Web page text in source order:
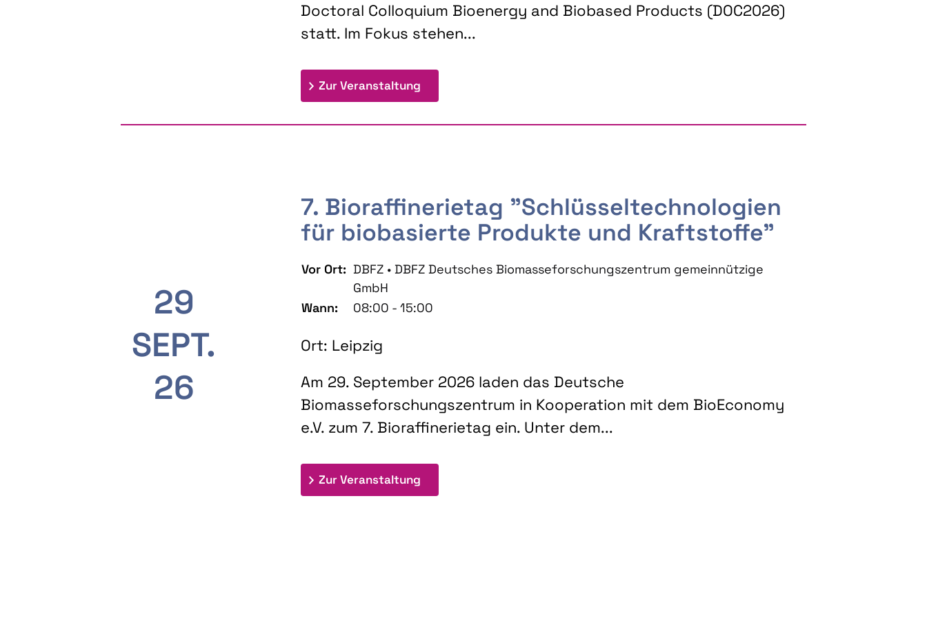
Doctoral Colloquium Bioenergy and Biobased Products (DOC2026)
statt. Im Fokus stehen...
Zur Veranstaltung: 9th Doctoral Colloquium BIOENERGY AND BIOBASED PRODUCTS
29
SEPT.
26
7. Bioraffinerietag "Schlüsseltechnologien
für biobasierte Produkte und Kraftstoffe"
Vor Ort: DBFZ • DBFZ Deutsches Biomasseforschungszentrum gemeinnützige
GmbH
Wann:
08:00 - 15:00
Ort: Leipzig
Am 29. September 2026 laden das Deutsche
Biomasseforschungszentrum in Kooperation mit dem BioEconomy
e.V. zum 7. Bioraffinerietag ein. Unter dem...
Zur Veranstaltung: 7. Bioraffinerietag "Schlüsseltechnologien für biobasierte Produkte und Kraftstoffe"